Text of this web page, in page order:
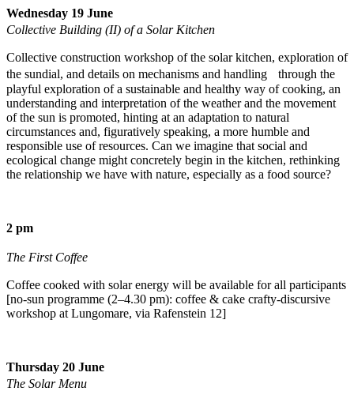
Wednesday 19 June
Collective Building (II) of a Solar Kitchen
Collective construction workshop of the solar kitchen, exploration of
the sundial, and details on mechanisms and handling through the
playful exploration of a sustainable and healthy way of cooking, an
understanding and interpretation of the weather and the movement
of the sun is promoted, hinting at an adaptation to natural
circumstances and, figuratively speaking, a more humble and
responsible use of resources. Can we imagine that social and
ecological change might concretely begin in the kitchen, rethinking
the relationship we have with nature, especially as a food source?
2 pm
The First Coffee
Coffee cooked with solar energy will be available for all participants
[no-sun programme (2–4.30 pm): coffee & cake crafty-discursive
workshop at Lungomare, via Rafenstein 12]
Thursday 20 June
The Solar Menu